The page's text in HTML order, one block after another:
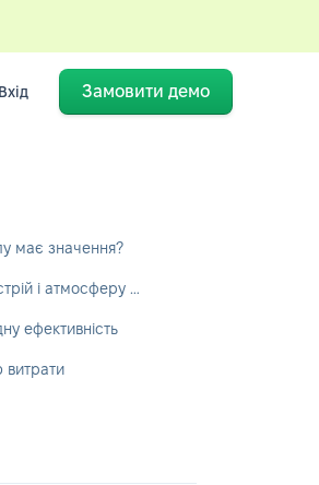
Вхід Замовити демо
має значення?
Плинність впливає на настрій і атмосферу в команді
ефективність
витрати